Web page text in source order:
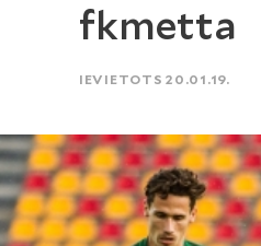
fkmetta
IEVIETOTS 20.01.19.